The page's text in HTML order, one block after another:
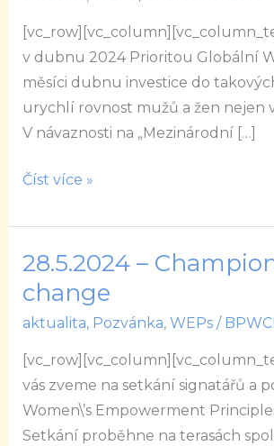
v dubnu 2024 Prioritou Globální
měsíci dubnu investice do
urychlí rovnost mužů a žen nejen
V návaznosti na „Mezinárodní […]
Principles
(WEPs)
za
duben
2024
Číst více »
28.5.2024 –
change
aktualita, Pozvánka, WEPs/
vás zveme na setkání signatářů a
Women\’s Empowerment
Setkání proběhne na terasách
28.5.2024
–
Champions
change